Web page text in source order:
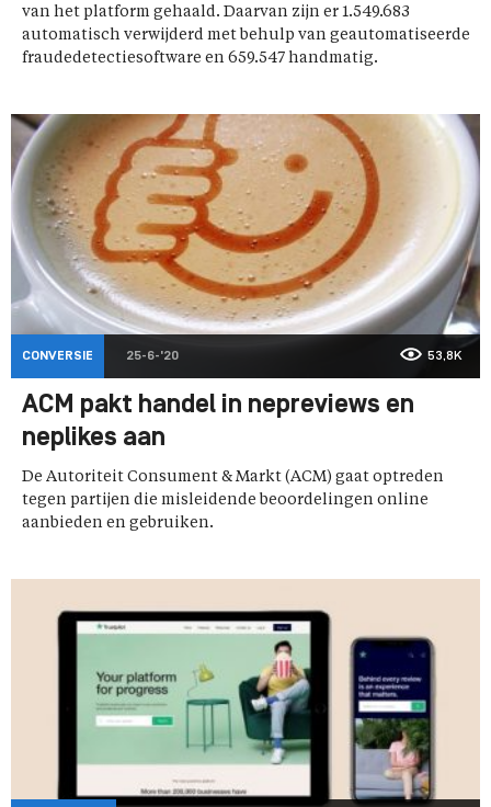
van het platform gehaald. Daarvan zijn er 1.549.683
automatisch verwijderd met behulp van geautomatiseerde
fraudedetectiesoftware en 659.547 handmatig.
CONVERSIE 25-6-'20 53,8K
ACM pakt handel in nepreviews en
neplikes aan
De Autoriteit Consument & Markt (ACM) gaat optreden
tegen partijen die misleidende beoordelingen online
aanbieden en gebruiken.